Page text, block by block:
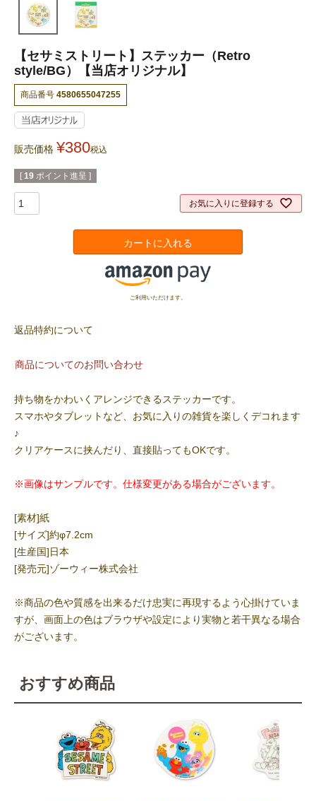
【セサミストリート】ステッカー（Retro
style/BG）【当店オリジナル】
商品番号 4580655047255
販売価格 ¥380税込
[ 19 ポイント進呈 ]
お気に入りに登録する
カートに入れる
ご利用いただけます。
返品特約について
商品についてのお問い合わせ
持ち物をかわいくアレンジできるステッカーです。
スマホやタブレットなど、お気に入りの雑貨を楽しくデコれます
♪
クリアケースに挟んだり、直接貼ってもOKです。
※画像はサンプルです。仕様変更がある場合がございます。
[素材]紙
[サイズ]約φ7.2cm
[生産国]日本
[発売元]ゾーウィー株式会社
※商品の色や質感を出来るだけ忠実に再現するよう心掛けていま
すが、画面上の色はブラウザや設定により実物と若干異なる場合
がございます。
おすすめ商品